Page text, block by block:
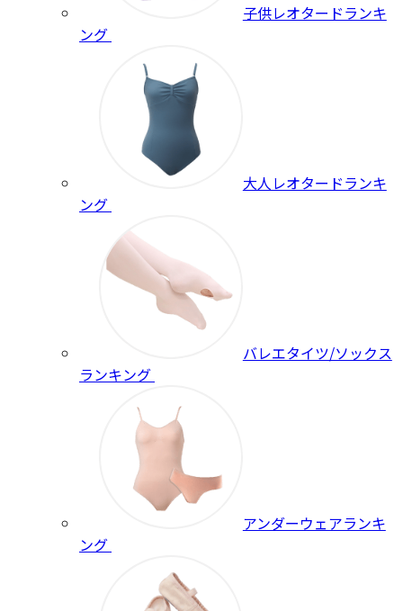
子供レオタードランキ
ング
大人レオタードランキ
ング
バレエタイツ/ソックス
ランキング
アンダーウェアランキ
ング